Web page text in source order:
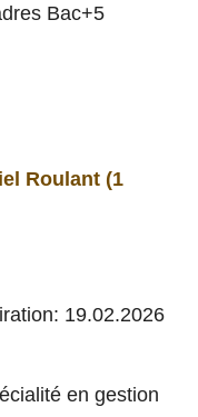
Bac+5
Roulant (1
19.02.2026
en gestion